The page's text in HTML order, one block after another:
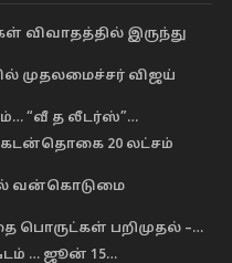
விவாதத்தில் இருந்து
முதலமைச்சர் விஜய்
“வீ த லீடர்ஸ்”…
கடன்தொகை 20 லட்சம்
வன்கொடுமை
பொருட்கள் பறிமுதல் –…
… ஜூன் 15…